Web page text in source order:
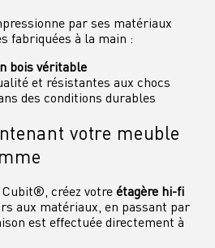
par ses matériaux
fabriquées à la main :
bois véritable
et résistantes aux chocs
des conditions durables
votre meuble
créez votreétagère hi-fi
aux matériaux, en passant par
est effectuée directement à